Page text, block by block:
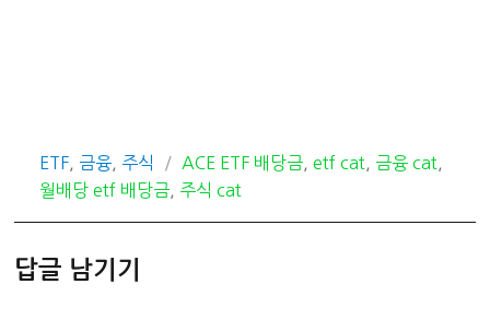
카
테
ETF, 금융, 주식
태
그
ACE ETF 배당금, etf cat, 금융 cat,
월배당 etf 배당금, 주식 cat
답글 남기기